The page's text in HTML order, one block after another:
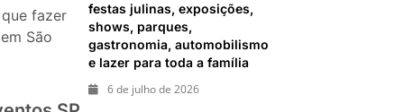
Copa do
Mundo,
que fazer
em São
de
festas julinas, exposições,
shows, parques,
gastronomia, automobilismo
e lazer para toda a família
6 de julho de 2026